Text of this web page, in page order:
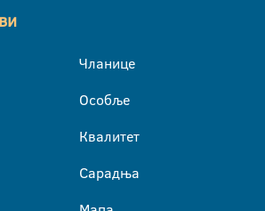
Чланице
Особље
Квалитет
Сарадња